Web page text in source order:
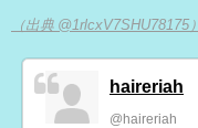
（出典 @1rlcxV7SHU78175）
haireriah
@haireriah